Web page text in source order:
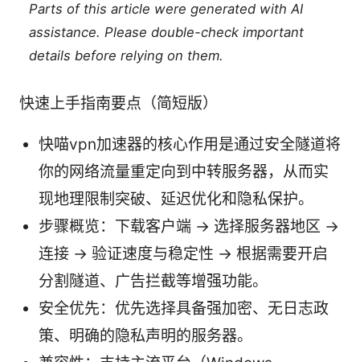
Parts of this article were generated with AI
assistance. Please double-check important
details before relying on them.
快速上手指南要点（简短版）
快喵vpn加速器的核心作用是通过安全隧道将
你的网络流量重定向到中转服务器，从而实
现地理限制突破、延迟优化和隐私保护。
步骤概览：下载客户端 → 选择服务器地区 →
连接 → 验证速度与稳定性 → 根据需要开启
分割隧道、广告拦截等增强功能。
安全优先：优先选择具备强加密、无日志政
策、明确的隐私声明的服务器。